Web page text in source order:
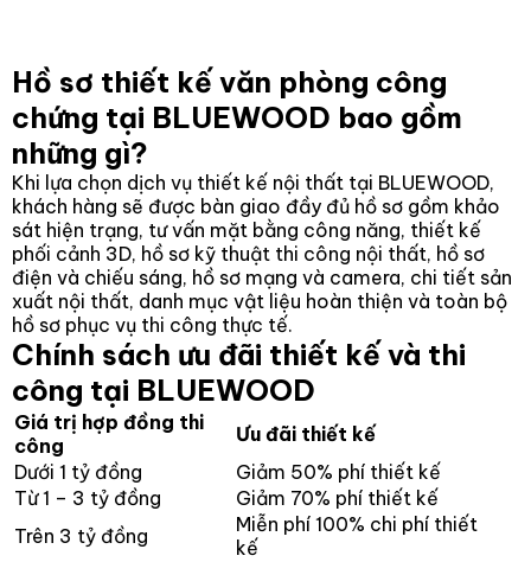
Hồ sơ thiết kế văn phòng công
chứng tại BLUEWOOD bao gồm
những gì?
Khi lựa chọn dịch vụ thiết kế nội thất tại BLUEWOOD,
khách hàng sẽ được bàn giao đầy đủ hồ sơ gồm khảo
sát hiện trạng, tư vấn mặt bằng công năng, thiết kế
phối cảnh 3D, hồ sơ kỹ thuật thi công nội thất, hồ sơ
điện và chiếu sáng, hồ sơ mạng và camera, chi tiết sản
xuất nội thất, danh mục vật liệu hoàn thiện và toàn bộ
hồ sơ phục vụ thi công thực tế.
Chính sách ưu đãi thiết kế và thi
công tại BLUEWOOD
Giá trị hợp đồng thi
công
Ưu đãi thiết kế
Dưới 1 tỷ đồng
Giảm 50% phí thiết kế
Từ 1 – 3 tỷ đồng
Giảm 70% phí thiết kế
Trên 3 tỷ đồng
Miễn phí 100% chi phí thiết
kế